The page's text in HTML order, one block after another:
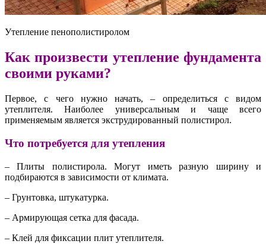
Утепление пенополистиролом
Как произвести утепление фундамента
своими руками?
Первое, с чего нужно начать, – определиться с видом
утеплителя. Наиболее универсальным и чаще всего
применяемым является экструдированный полистирол.
Что потребуется для утепления
– Плиты полистирола. Могут иметь разную ширину и
подбираются в зависимости от климата.
– Грунтовка, штукатурка.
– Армирующая сетка для фасада.
– Клей для фиксации плит утеплителя.